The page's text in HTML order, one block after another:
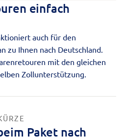
einfach
auch für den
zu Ihnen nach Deutschland.
mit den gleichen
Zollunterstützung.
Paket nach